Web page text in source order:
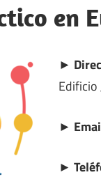
en
►
Edificio
►
►